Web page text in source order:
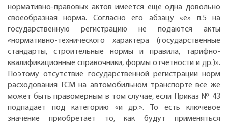
нормативно-правовых актов имеется еще одна довольно
своеобразная норма. Согласно его абзацу «е» п.5 на
государственную регистрацию не подаются акты
«нормативно-технического характера (государственные
стандарты, строительные нормы и правила, тарифно-
квалификационные справочники, формы отчетности и др.)».
Поэтому отсутствие государственной регистрации норм
расходования ГСМ на автомобильном транспорте все же
может быть правомерным в том случае, если Приказ № 43
подпадает под категорию «и др.». То есть ключевое
значение приобретает то, как будут применяться